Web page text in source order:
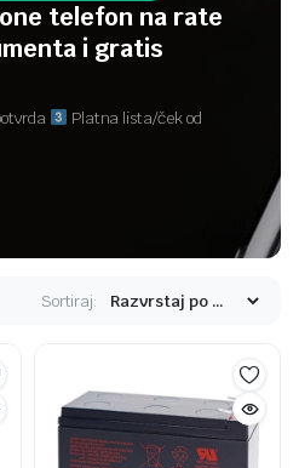
telefon na rate
i gratis
Platna lista/ček od
Sortiraj: